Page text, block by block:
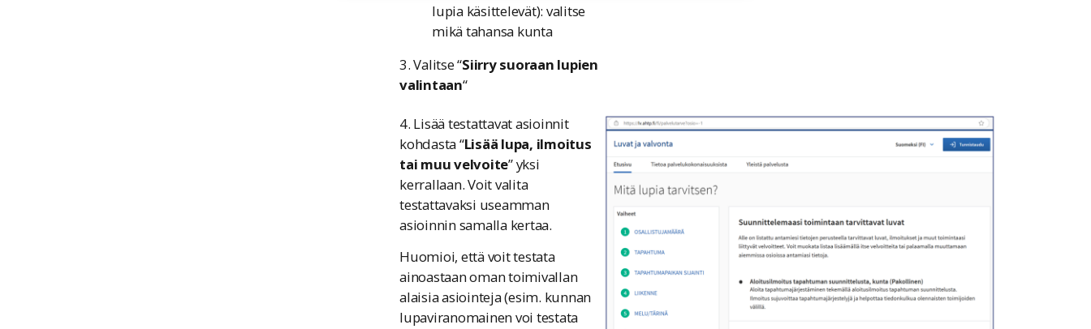
lupia käsittelevät): valitse
mikä tahansa kunta
3. Valitse “Siirry suoraan lupien
valintaan“
4. Lisää testattavat asioinnit
kohdasta “Lisää lupa, ilmoitus
tai muu velvoite” yksi
kerrallaan. Voit valita
testattavaksi useamman
asioinnin samalla kertaa.
Huomioi, että voit testata
ainoastaan oman toimivallan
alaisia asiointeja (esim. kunnan
lupaviranomainen voi testata